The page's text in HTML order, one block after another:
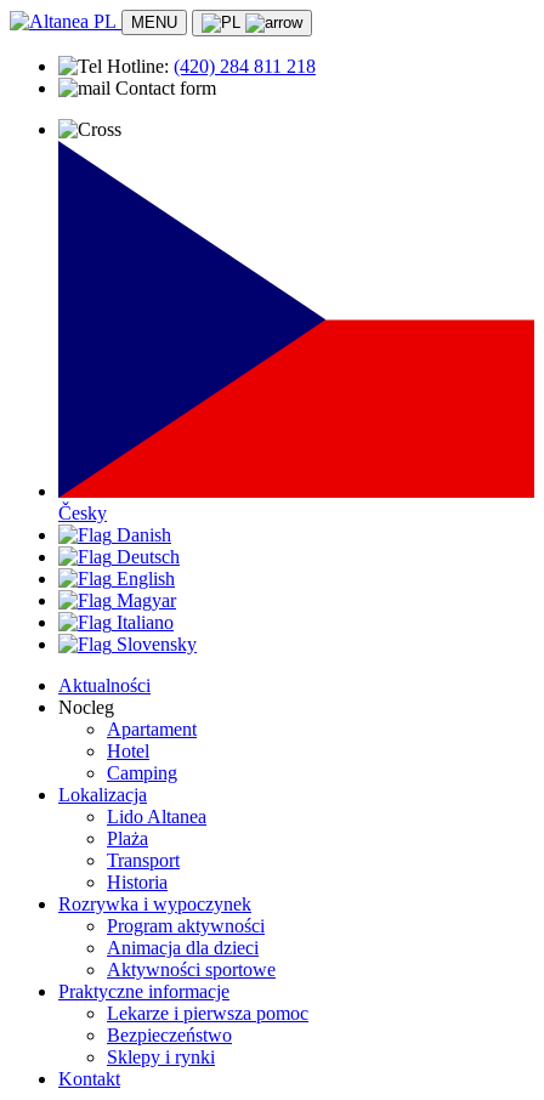
MENU
Hotline: (420) 284 811 218
Contact form
Česky
Danish
Deutsch
English
Magyar
Italiano
Slovensky
Aktualności
Nocleg
Apartament
Hotel
Camping
Lokalizacja
Lido Altanea
Plaża
Transport
Historia
Rozrywka i wypoczynek
Program aktywności
Animacja dla dzieci
Aktywności sportowe
Praktyczne informacje
Lekarze i pierwsza pomoc
Bezpieczeństwo
Sklepy i rynki
Kontakt